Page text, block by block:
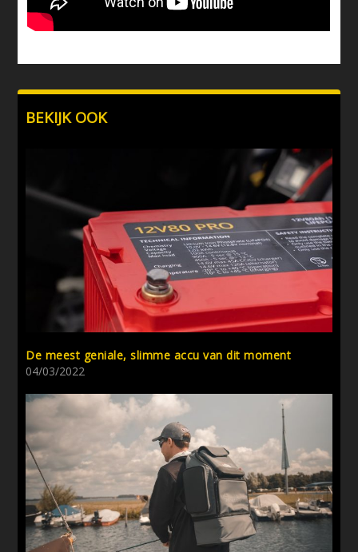
BEKIJK OOK
De meest geniale, slimme accu van dit moment
04/03/2022